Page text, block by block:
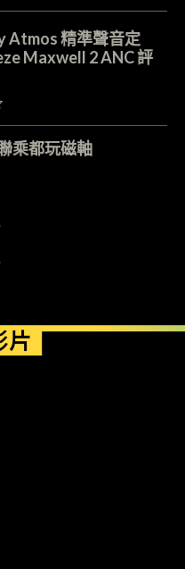
Atmos 精準聲音定
Maxwell 2 ANC 評
乘都玩磁軸
片